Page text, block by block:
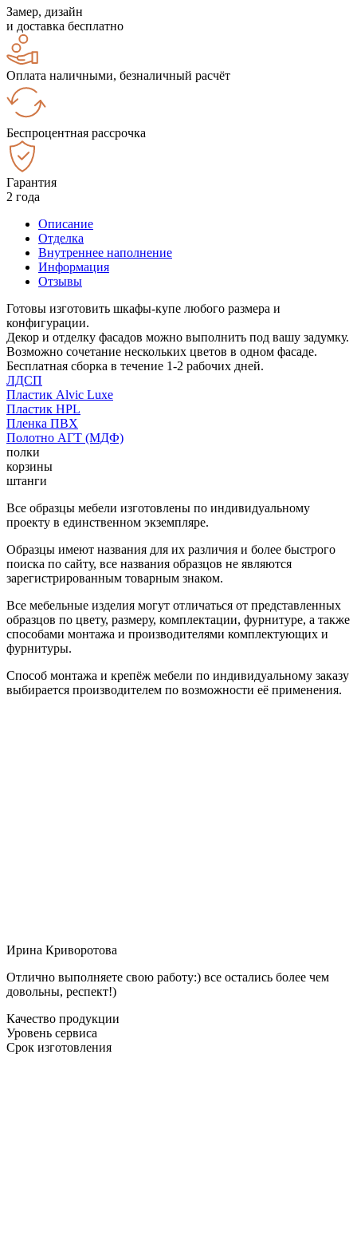
Замер, дизайн
и доставка бесплатно
Оплата наличными, безналичный расчёт
Беспроцентная рассрочка
Гарантия
2 года
Описание
Отделка
Внутреннее наполнение
Информация
Отзывы
Готовы изготовить шкафы-купе любого размера и
конфигурации.
Декор и отделку фасадов можно выполнить под вашу задумку.
Возможно сочетание нескольких цветов в одном фасаде.
Бесплатная сборка в течение 1-2 рабочих дней.
ЛДСП
Пластик Alvic Luxe
Пластик HPL
Пленка ПВХ
Полотно АГТ (МДФ)
полки
корзины
штанги
Все образцы мебели изготовлены по индивидуальному
проекту в единственном экземпляре.
Образцы имеют названия для их различия и более быстрого
поиска по сайту, все названия образцов не являются
зарегистрированным товарным знаком.
Все мебельные изделия могут отличаться от представленных
образцов по цвету, размеру, комплектации, фурнитуре, а также
способами монтажа и производителями комплектующих и
фурнитуры.
Способ монтажа и крепёж мебели по индивидуальному заказу
выбирается производителем по возможности её применения.
Ирина Криворотова
Отлично выполняете свою работу:) все остались более чем
довольны, респект!)
Качество продукции
Уровень сервиса
Срок изготовления